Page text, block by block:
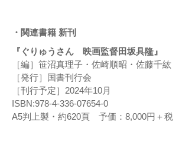
・関連書籍 新刊
『ぐりゅうさん 映画監督田坂具隆』
［編］笹沼真理子・佐崎順昭・佐藤千紘
［発行］国書刊行会
［刊行予定］2024年10月
ISBN:978-4-336-07654-0
A5判上製・約620頁 予価：8,000円＋税